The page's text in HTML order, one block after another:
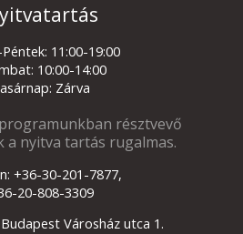
11:00-19:00
10:00-14:00
Zárva
résztvevő
a nyitva tartás rugalmas.
+36-30-201-7877,
20-808-3309
Városház utca 1.